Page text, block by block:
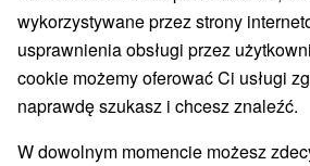
Urządzenie jest obecnie
7,8 dobry·24 recenzji
wykorzystywane przez strony
usprawnienia obsługi przez
cookie możemy oferować Ci usługi
naprawdę szukasz i chcesz znaleźć.
W dowolnym momencie możesz